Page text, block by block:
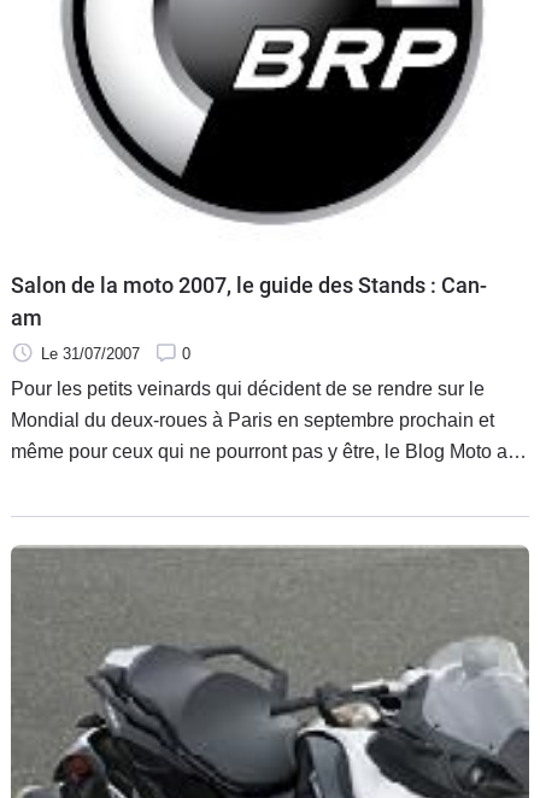
Salon de la moto 2007, le guide des Stands : Can-
am
Le 31/07/2007 0
Pour les petits veinards qui décident de se rendre sur le
Mondial du deux-roues à Paris en septembre prochain et
même pour ceux qui ne pourront pas y être, le Blog Moto a
divers modèles par marque présente sur le salon de la moto.